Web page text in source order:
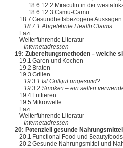
18.6.12.2 Miraculin in der
18.6.12.3 Camu-Camu
18.7 Gesundheitsbezogene
18.7.1 Abgelehnte Health Claims
Fazit
Weiterführende Literatur
Internetadressen
19: Zubereitungsmethoden – welche
19.1 Garen und Kochen
19.2 Braten
19.3 Grillen
19.3.1 Ist Grillgut ungesund?
19.3.2 Smoken – ein selten
19.4 Frittieren
19.5 Mikrowelle
Fazit
Weiterführende Literatur
Internetadressen
20: Potenziell gesunde
20.1 Functional Food und Beautyfoods
20.2 Gesunde Nahrungsmittel und